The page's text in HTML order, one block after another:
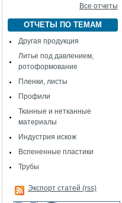
Все отчеты
ОТЧЕТЫ ПО ТЕМАМ
Другая продукция
Литье под давлением,
ротоформование
Пленки, листы
Профили
Тканные и нетканные
материалы
Индустрия искож
Вспененные пластики
Трубы
Экспорт статей (rss)